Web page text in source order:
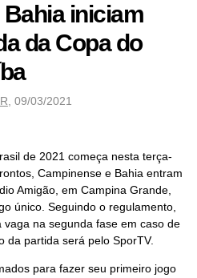
iniciam
da Copa do
, 09/03/2021
de 2021 começa nesta terça-
Campinense e Bahia entram
Amigão, em Campina Grande,
único. Seguindo o regulamento,
na segunda fase em caso de
da partida será pelo SporTV.
para fazer seu primeiro jogo